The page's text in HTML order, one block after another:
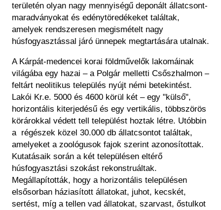
területén olyan nagy mennyiségű deponált állatcsont-
maradványokat és edénytöredékeket találtak,
amelyek rendszeresen megismételt nagy
húsfogyasztással járó ünnepek megtartására utalnak.
A Kárpát-medencei korai földművelők lakomáinak
világába egy hazai – a Polgár melletti Csőszhalmon –
feltárt neolitikus település nyújt némi betekintést.
Lakói Kr.e. 5000 és 4600 körül két – egy "külső",
horizontális kiterjedésű és egy vertikális, többszörös
körárokkal védett tell települést hoztak létre. Utóbbin
a régészek közel 30.000 db állatcsontot találtak,
amelyeket a zoológusok fajok szerint azonosítottak.
Kutatásaik során a két településen eltérő
húsfogyasztási szokást rekonstruáltak.
Megállapították, hogy a horizontális településen
elsősorban háziasított állatokat, juhot, kecskét,
sertést, míg a tellen vad állatokat, szarvast, őstulkot